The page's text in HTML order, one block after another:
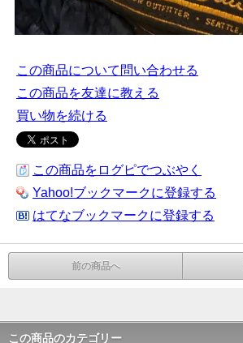
この商品について問い合わせる
この商品を友達に教える
買い物を続ける
この商品をログピでつぶやく
Yahoo!ブックマークに登録する
はてなブックマークに登録する
前の商品へ
この商品のカテゴリー